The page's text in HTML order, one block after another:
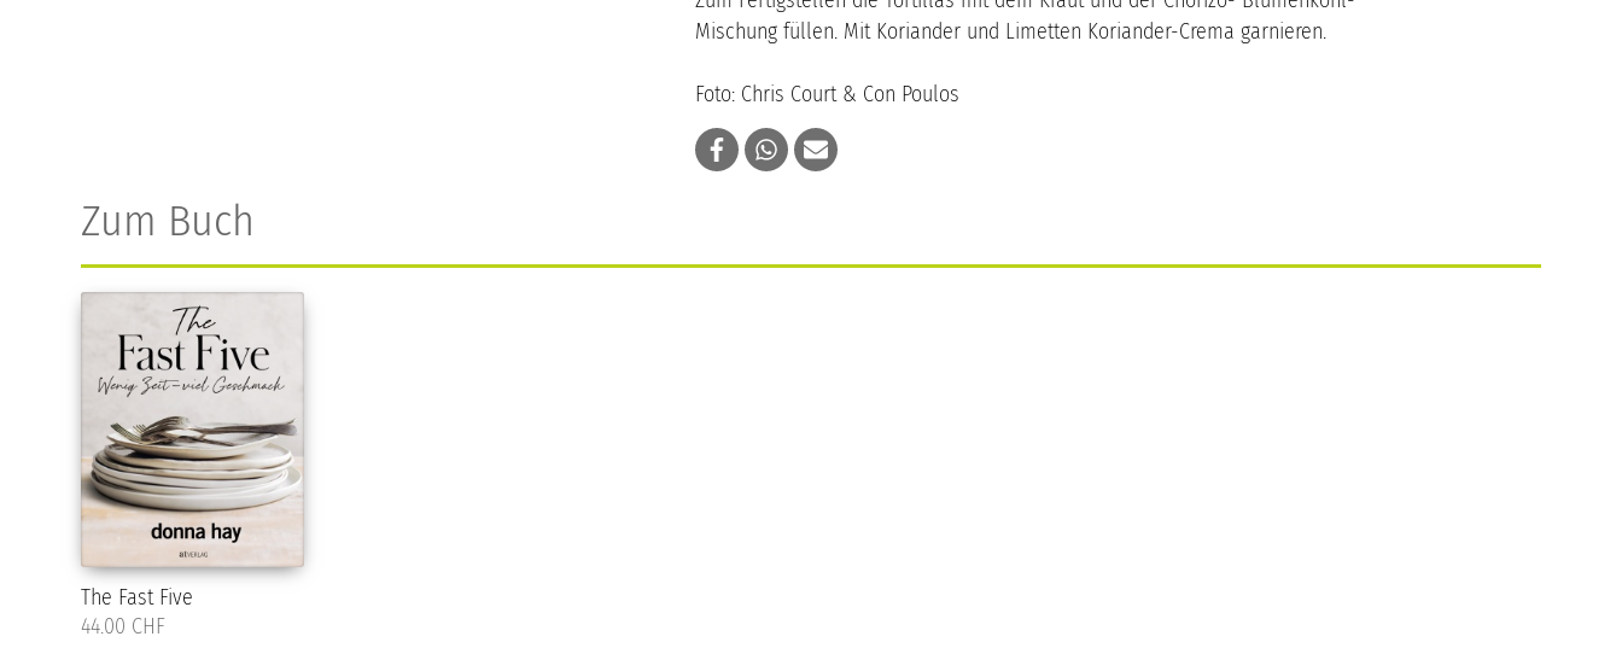
Mischung füllen. Mit Koriander und Limetten Koriander-Crema garnieren.
Foto: Chris Court & Con Poulos
Zum Buch
The Fast Five
44.00 CHF